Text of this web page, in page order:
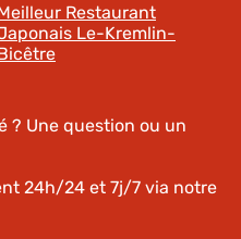
Restaurant
Le-Kremlin-
? Une question ou un
24h/24 et 7j/7 via notre